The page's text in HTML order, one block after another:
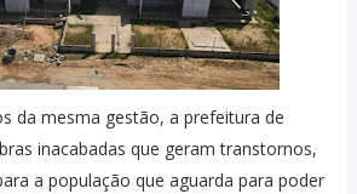
da mesma gestão, a prefeitura de
inacabadas que geram transtornos,
a população que aguarda para poder